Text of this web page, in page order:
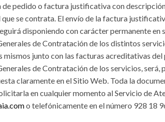
pedido o factura justificativa con
se contrata. El envío de la factura
disponiendo con carácter permanente en
de Contratación de los distintos
mismos junto con las facturas acreditativas
de Contratación de los servicios,
claramente en el Sitio Web. Toda la
en cualquier momento al Servicio de
o telefónicamente en el número 928 18